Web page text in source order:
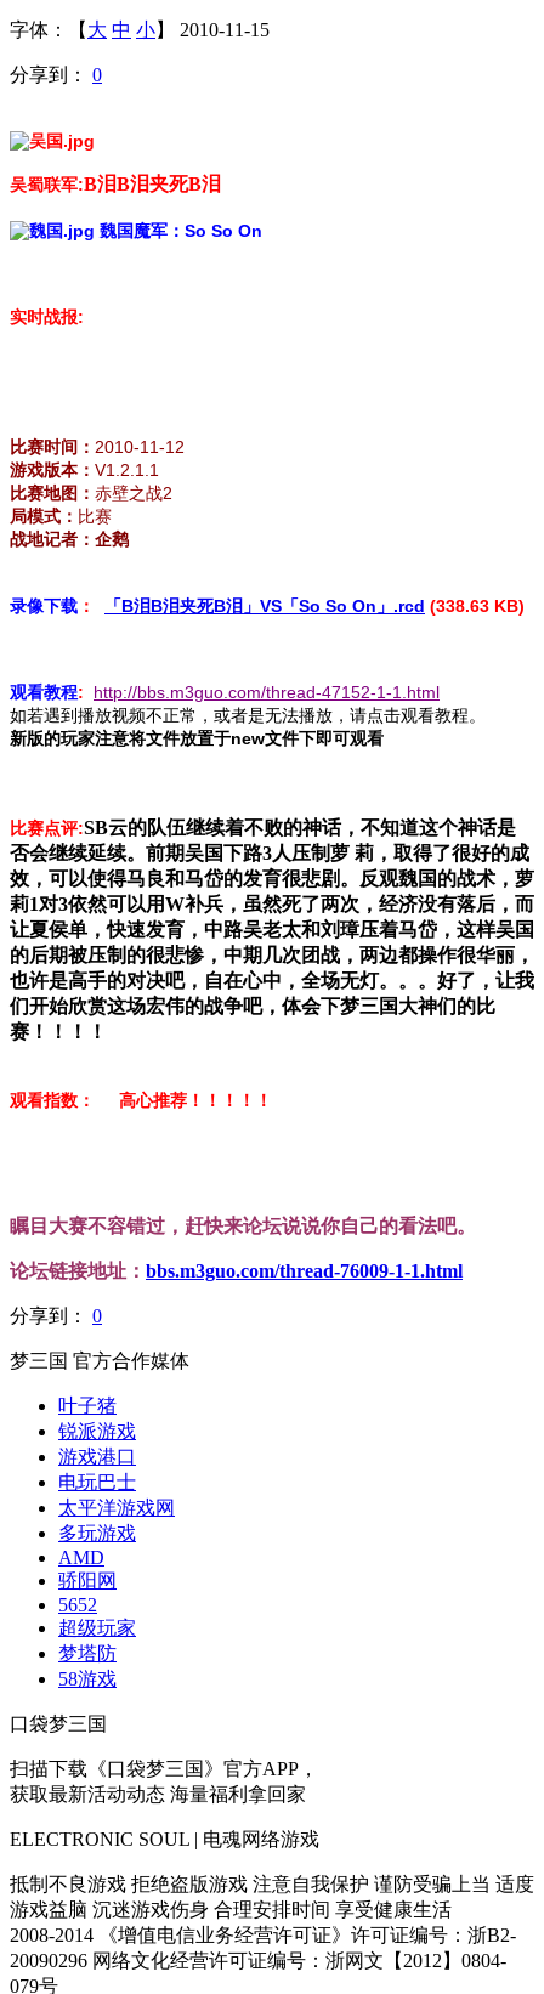
字体：【 大 中 小】 2010-11-15
分享到： 0
吴蜀联军:B泪B泪夹死B泪
魏国魔军 ： So So On
实时战报:
比赛时间： 2010-11-12
游戏版本： V1.2.1.1
比赛地图： 赤壁之战2
局模式： 比赛
战地记者：企鹅
录像下载 ： 「B泪B泪夹死B泪」VS「So So On」.rcd (338.63 KB)
观看教程: http://bbs.m3guo.com/thread-47152-1-1.html
如若遇到播放视频不正常，或者是无法播放，请点击观看教程。
新版的玩家注意将文件放置于new文件下即可观看
比赛点评:SB云的队伍继续着不败的神话，不知道这个神话是
否会继续延续。前期吴国下路3人压制萝 莉，取得了很好的成
效，可以使得马良和马岱的发育很悲剧。反观魏国的战术，萝
莉1对3依然可以用W补兵，虽然死了两次，经济没有落后，而
让夏侯单，快速发育，中路吴老太和刘璋压着马岱，这样吴国
的后期被压制的很悲惨，中期几次团战，两边都操作很华丽，
也许是高手的对决吧，自在心中，全场无灯。。。 好了，让我
们开始欣赏这场宏伟的战争吧，体会下梦三国大神们的比
赛！！！！
观看指数： 高心推荐！！！！！
瞩目大赛不容错过，赶快来论坛说说你自己的看法吧。
论坛链接地址： bbs.m3guo.com/thread-76009-1-1.html
分享到： 0
梦三国 官方合作媒体
叶子猪
锐派游戏
游戏港口
电玩巴士
太平洋游戏网
多玩游戏
AMD
骄阳网
5652
超级玩家
梦塔防
58游戏
口袋梦三国
扫描下载《口袋梦三国》官方APP，
获取最新活动动态 海量福利拿回家
ELECTRONIC SOUL | 电魂网络游戏
抵制不良游戏 拒绝盗版游戏 注意自我保护 谨防受骗上当 适度
游戏益脑 沉迷游戏伤身 合理安排时间 享受健康生活
2008-2014 《增值电信业务经营许可证》许可证编号：浙B2-
20090296 网络文化经营许可证编号：浙网文【2012】0804-
079号